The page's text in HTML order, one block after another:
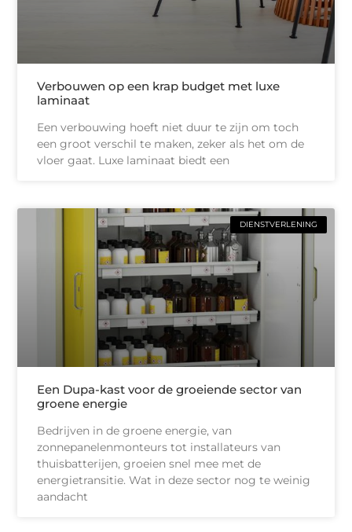
Verbouwen op een krap budget met luxe
laminaat
Een verbouwing hoeft niet duur te zijn om toch
een groot verschil te maken, zeker als het om de
vloer gaat. Luxe laminaat biedt een
DIENSTVERLENING
Een Dupa-kast voor de groeiende sector van
groene energie
Bedrijven in de groene energie, van
zonnepanelenmonteurs tot installateurs van
thuisbatterijen, groeien snel mee met de
energietransitie. Wat in deze sector nog te weinig
aandacht